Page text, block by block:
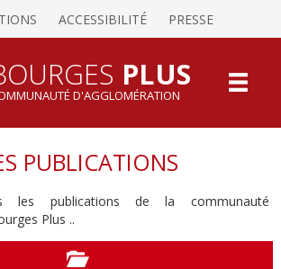
ACCESSIBILITÉ PRESSE
PLUS
D'AGGLOMÉRATION
PUBLICATIONS
les publications de la communauté
Plus ..